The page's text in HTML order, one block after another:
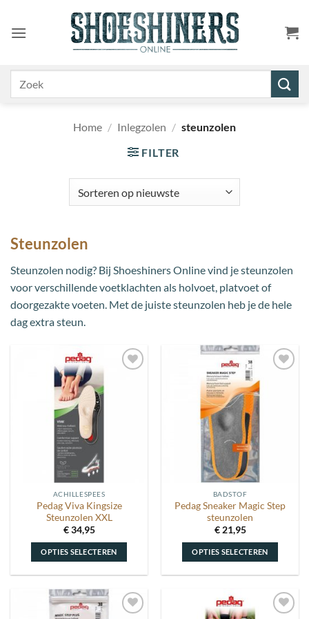
naar
inhoud
Home / Inlegzolen / steunzolen
FILTER
Steunzolen
Steunzolen nodig? Bij Shoeshiners Online vind je steunzolen
voor verschillende voetklachten als holvoet, platvoet of
doorgezakte voeten. Met de juiste steunzolen heb je de hele
dag extra steun.
ACHILLESPEES
Pedag Viva Kingsize
Steunzolen XXL
€34,95
OPTIES SELECTEREN
heeft
meerdere
Toevoegen
wenslijst
BADSTOF
Pedag Sneaker Magic Step
steunzolen
€21,95
OPTIES SELECTEREN
heeft
meerdere